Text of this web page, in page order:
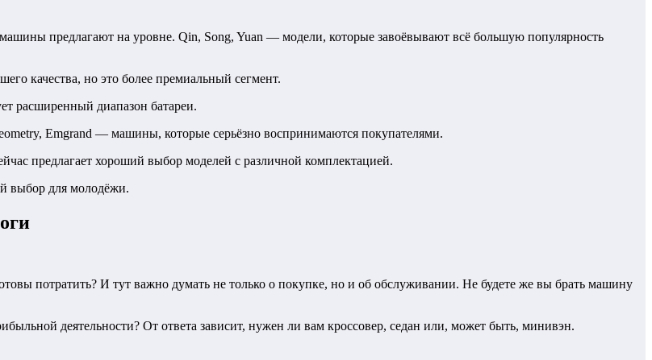
предлагают на уровне. Qin, Song, Yuan — модели, которые завоёвывают всё большую популярность
качества, но это более премиальный сегмент.
расширенный диапазон батареи.
Emgrand — машины, которые серьёзно воспринимаются покупателями.
предлагает хороший выбор моделей с различной комплектацией.
выбор для молодёжи.
потратить? И тут важно думать не только о покупке, но и об обслуживании. Не будете же вы брать машину
деятельности? От ответа зависит, нужен ли вам кроссовер, седан или, может быть, минивэн.